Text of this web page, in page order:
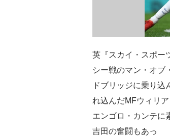
英『スカイ・スポー
シー戦のマン・オブ
ドブリッジに乗り
れ込んだMFウィリ
エンゴロ・カンテに
吉田の奮闘もあっ